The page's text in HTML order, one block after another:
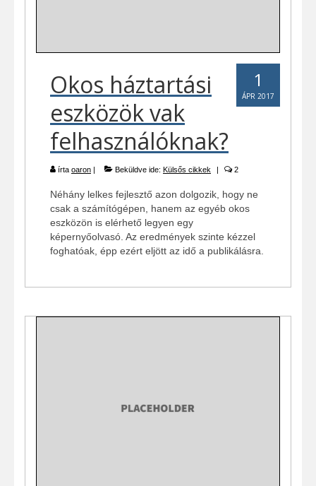
1
ÁPR 2017
Okos háztartási
eszközök vak
felhasználóknak?
írta oaron Beküldve ide: Külsős cikkek 2
Néhány lelkes fejlesztő azon dolgozik, hogy ne
csak a számítógépen, hanem az egyéb okos
eszközön is elérhető legyen egy
képernyőolvasó. Az eredmények szinte kézzel
foghatóak, épp ezért eljött az idő a publikálásra.